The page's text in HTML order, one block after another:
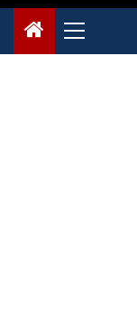
Primary
Menu